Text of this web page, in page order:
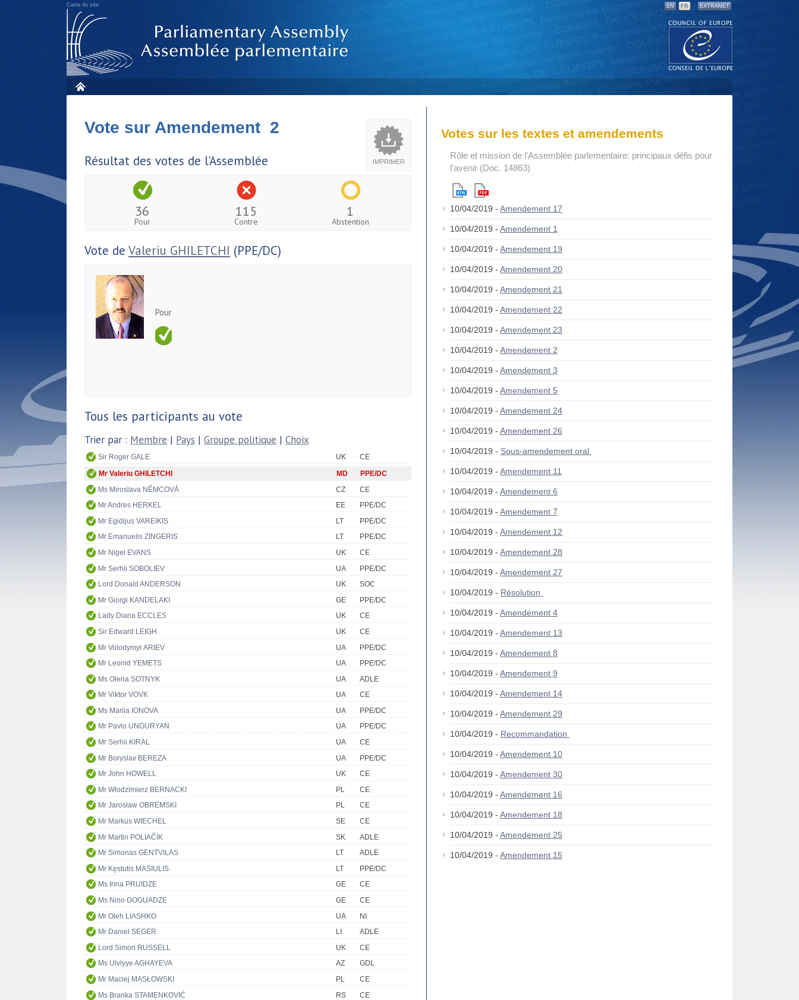
Carte du site EN FR EXTRANET
IMPRIMER
Vote sur Amendement 2
Résultat des votes de l'Assemblée
36
Pour
115
Contre
1
Abstention
Vote de Valeriu GHILETCHI (PPE/DC)
Pour
Tous les participants au vote
Trier par : Membre | Pays | Groupe politique | Choix
Sir Roger GALE UK
CE
Mr Valeriu GHILETCHI
MD
PPE/DC
Ms Miroslava NĚMCOVÁ
CZ
CE
Mr Andres HERKEL
EE
PPE/DC
Mr Egidijus VAREIKIS
LT
PPE/DC
Mr Emanuelis ZINGERIS
LT
PPE/DC
Mr Nigel EVANS
UK
CE
Mr Serhii SOBOLIEV
UA
PPE/DC
Lord Donald ANDERSON
UK
SOC
Mr Giorgi KANDELAKI
GE
PPE/DC
Lady Diana ECCLES
UK
CE
Sir Edward LEIGH
UK
CE
Mr Volodymyr ARIEV
UA
PPE/DC
Mr Leonid YEMETS
UA
PPE/DC
Ms Olena SOTNYK
UA
ADLE
Mr Viktor VOVK
UA
CE
Ms Mariia IONOVA
UA
PPE/DC
Mr Pavlo UNGURYAN
UA
PPE/DC
Mr Serhii KIRAL
UA
CE
Mr Boryslav BEREZA
UA
PPE/DC
Mr John HOWELL
UK
CE
Mr Włodzimierz BERNACKI
PL
CE
Mr Jarosław OBREMSKI
PL
CE
Mr Markus WIECHEL
SE
CE
Mr Martin POLIAČIK
SK
ADLE
Mr Simonas GENTVILAS
LT
ADLE
Mr Kęstutis MASIULIS
LT
PPE/DC
Ms Irina PRUIDZE
GE
CE
Ms Nino GOGUADZE
GE
CE
Mr Oleh LIASHKO
UA
NI
Mr Daniel SEGER
LI
ADLE
Lord Simon RUSSELL
UK
CE
Ms Ulviyye AGHAYEVA
AZ
GDL
Mr Maciej MASŁOWSKI
PL
CE
Ms Branka STAMENKOVIĆ
RS
CE
Votes sur les textes et amendements
Rôle et mission de l'Assemblée parlementaire: principaux défis pour
l'avenir (Doc. 14863)
10/04/2019 - Amendement 17
10/04/2019 - Amendement 1
10/04/2019 - Amendement 19
10/04/2019 - Amendement 20
10/04/2019 - Amendement 21
10/04/2019 - Amendement 22
10/04/2019 - Amendement 23
10/04/2019 - Amendement 2
10/04/2019 - Amendement 3
10/04/2019 - Amendement 5
10/04/2019 - Amendement 24
10/04/2019 - Amendement 26
10/04/2019 - Sous-amendement oral
10/04/2019 - Amendement 11
10/04/2019 - Amendement 6
10/04/2019 - Amendement 7
10/04/2019 - Amendement 12
10/04/2019 - Amendement 28
10/04/2019 - Amendement 27
10/04/2019 - Résolution
10/04/2019 - Amendement 4
10/04/2019 - Amendement 13
10/04/2019 - Amendement 8
10/04/2019 - Amendement 9
10/04/2019 - Amendement 14
10/04/2019 - Amendement 29
10/04/2019 - Recommandation
10/04/2019 - Amendement 10
10/04/2019 - Amendement 30
10/04/2019 - Amendement 16
10/04/2019 - Amendement 18
10/04/2019 - Amendement 25
10/04/2019 - Amendement 15